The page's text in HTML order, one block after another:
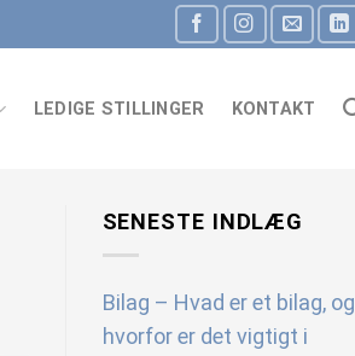
LEDIGE STILLINGER KONTAKT
SENESTE INDLÆG
Bilag – Hvad er et bilag, og
hvorfor er det vigtigt i